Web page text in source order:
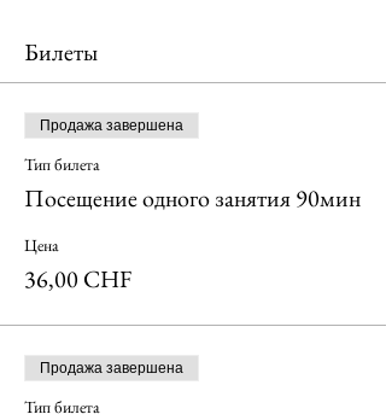
Билеты
Продажа завершена
Тип билета
Посещение одного занятия 90мин
Цена
36,00 CHF
Продажа завершена
Тип билета